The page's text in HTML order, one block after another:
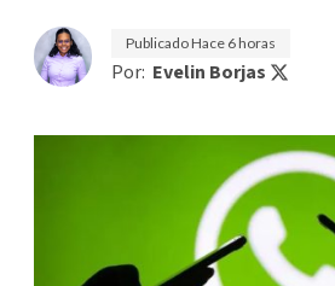
PublicadoHace 6 horas
Por: Evelin Borjas